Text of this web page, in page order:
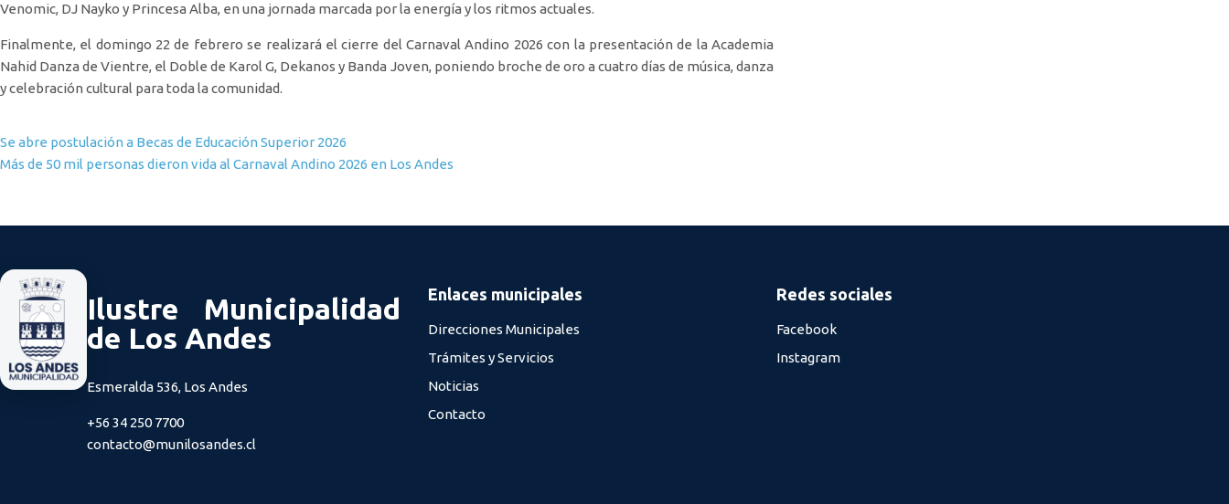
Venomic, DJ Nayko y Princesa Alba, en una jornada marcada por la energía y los ritmos actuales.
Finalmente, el domingo 22 de febrero se realizará el cierre del Carnaval Andino 2026 con la presentación de la Academia
Nahid Danza de Vientre, el Doble de Karol G, Dekanos y Banda Joven, poniendo broche de oro a cuatro días de música, danza
y celebración cultural para toda la comunidad.
Navegación de entradas
Se abre postulación a Becas de Educación Superior 2026
Más de 50 mil personas dieron vida al Carnaval Andino 2026 en Los Andes
Ilustre Municipalidad
de Los Andes
Esmeralda 536, Los Andes
+56 34 250 7700
contacto@munilosandes.cl
Enlaces municipales
Direcciones Municipales
Trámites y Servicios
Noticias
Contacto
Redes sociales
Facebook
Instagram